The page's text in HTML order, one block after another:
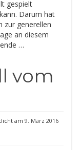
gespielt
Darum hat
zur generellen
an diesem
…
vom
am 9. März 2016